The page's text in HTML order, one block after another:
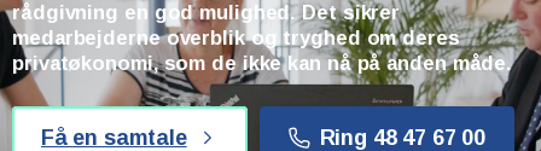
rådgivning en god mulighed. Det sikrer
medarbejderne overblik og tryghed om deres
privatøkonomi, som de ikke kan nå på anden måde.
Få en samtale Ring 48 47 67 00